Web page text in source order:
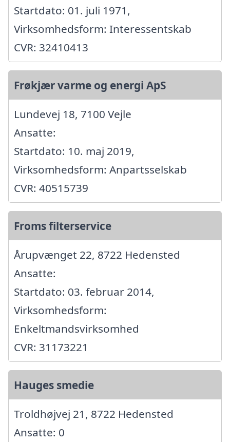
Startdato: 01. juli 1971,
Virksomhedsform: Interessentskab
CVR: 32410413
Frøkjær varme og energi ApS
Lundevej 18, 7100 Vejle
Ansatte:
Startdato: 10. maj 2019,
Virksomhedsform: Anpartsselskab
CVR: 40515739
Froms filterservice
Årupvænget 22, 8722 Hedensted
Ansatte:
Startdato: 03. februar 2014,
Virksomhedsform:
Enkeltmandsvirksomhed
CVR: 31173221
Hauges smedie
Troldhøjvej 21, 8722 Hedensted
Ansatte: 0